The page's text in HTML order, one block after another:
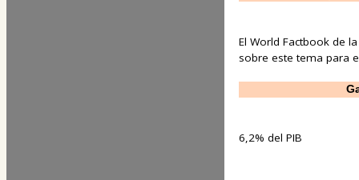
El World Factbook de
sobre este tema para
6,2% del PIB